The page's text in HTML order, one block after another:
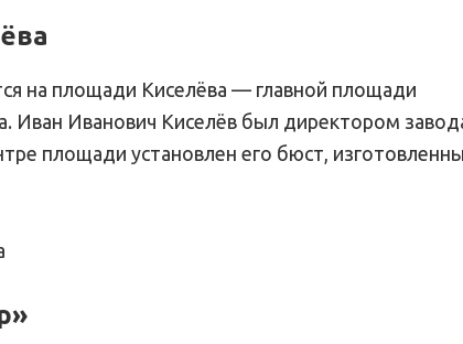
на площади Киселёва — главной площади
Иван Иванович Киселёв был директором
площади установлен его бюст,